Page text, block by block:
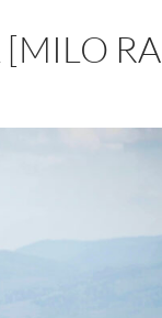
[MILO